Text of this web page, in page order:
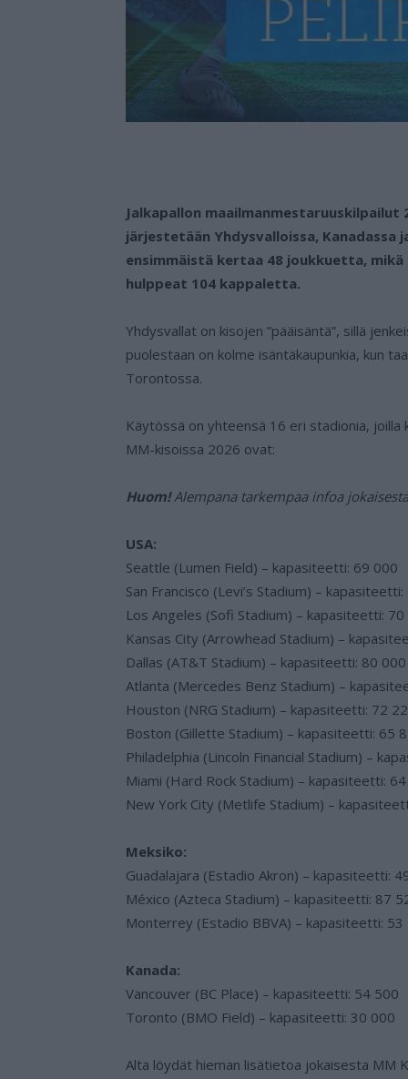
Jalkapallon
järjestetään Yhdysvalloissa, Kanadassa
ensimmäistä kertaa 48 joukkuetta,
hulppeat 104 kappaletta.
Yhdysvallat on kisojen ”pääisäntä”, sillä
puolestaan on kolme isäntäkaupunkia, kun
Torontossa.
Käytössä on yhteensä 16 eri stadionia, joilla
MM-kisoissa 2026 ovat:
Huom!Alempana tarkempaa infoa
USA:
Seattle (Lumen Field) – kapasiteetti: 69 000
San Francisco (Levi’s Stadium) –
Los Angeles (Sofi Stadium) – kapasiteetti:
Kansas City (Arrowhead Stadium) –
Dallas (AT&T Stadium) – kapasiteetti: 80 000
Atlanta (Mercedes Benz Stadium) –
Houston (NRG Stadium) – kapasiteetti: 72
Boston (Gillette Stadium) – kapasiteetti: 65
Philadelphia (Lincoln Financial Stadium) –
Miami (Hard Rock Stadium) – kapasiteetti:
New York City (Metlife Stadium) –
Meksiko:
Guadalajara (Estadio Akron) – kapasiteetti:
México (Azteca Stadium) – kapasiteetti: 87
Monterrey (Estadio BBVA) – kapasiteetti: 53
Kanada:
Vancouver (BC Place) – kapasiteetti: 54 500
Toronto (BMO Field) – kapasiteetti: 30 000
Alta löydät hieman lisätietoa jokaisesta MM